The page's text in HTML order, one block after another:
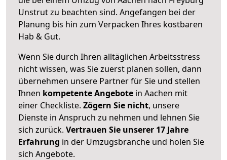
Unstrut zu beachten sind. Angefangen bei der
Planung bis hin zum Verpacken Ihres kostbaren
Hab & Gut.
Wenn Sie durch Ihren alltäglichen Arbeitsstress
nicht wissen, was Sie zuerst planen sollen, dann
übernehmen unsere Partner für Sie und stellen
Ihnen kompetente Angebote in Aachen mit
einer Checkliste. Zögern Sie nicht, unsere
Dienste in Anspruch zu nehmen und lehnen Sie
sich zurück. Vertrauen Sie unserer 17 Jahre
Erfahrung in der Umzugsbranche und holen Sie
sich Angebote.